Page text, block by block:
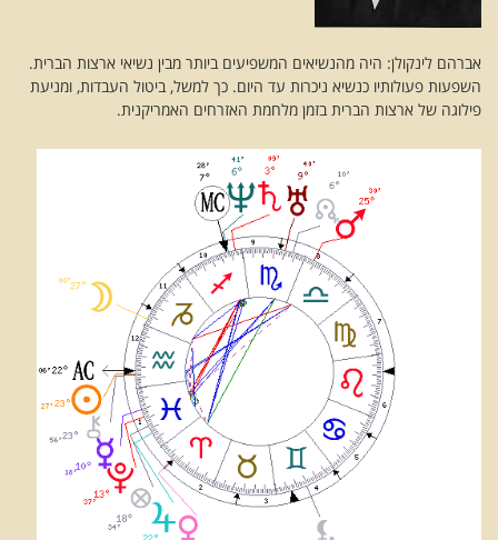
אברהם לינקולן: היה מהנשיאים המשפיעים ביותר מבין נשיאי ארצות הברית.
השפעות פעולותיו כנשיא ניכרות עד היום. כך למשל, ביטול העבדות, ומניעת
פילוגה של ארצות הברית בזמן מלחמת האזרחים האמריקנית.